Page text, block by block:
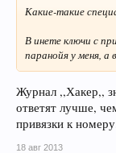
Какие-такие
В инете ключи с
паранойя у меня,
Журнал ,,Хакер,,
ответят лучше,
привязки к
18 авг 2013